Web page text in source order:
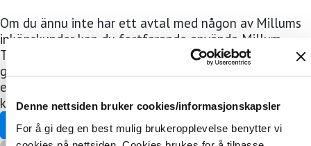
Denne nettsiden bruker cookies/informasjonskapsler
For å gi deg en best mulig brukeropplevelse benytter vi
Om du ännu inte har ett avtal med någon av Millums
inköpskunder kan du fortfarande använda Millum
Trade. Du kan välja om du vill erbjuda varorna från en
gemensam katalog med gemensamt utbud och priser,
eller göra avtal om sortiment och pris med enskilda
kunder.
Översikt Trade-kunder